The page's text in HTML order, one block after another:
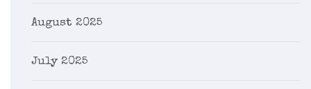
August 2025
July 2025